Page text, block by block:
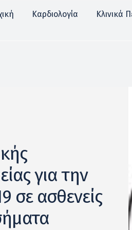
Καρδιολογία Κλινικά
για την
σε ασθενείς